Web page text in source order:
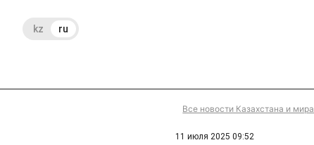
kz ru
Все новости Казахстана и мира
11 июля 2025 09:52